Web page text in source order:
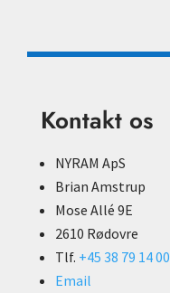
Kontakt os
NYRAM ApS
Brian Amstrup
Mose Allé 9E
2610 Rødovre
Tlf. +45 38 79 14 00
Email